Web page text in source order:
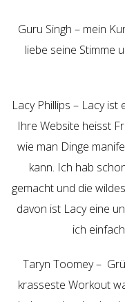
Guru Singh – mein
liebe seine Stimme
Lacy Phillips – Lacy ist
Ihre Website heisst
wie man Dinge
kann. Ich hab
gemacht und die
davon ist Lacy eine
ich
Taryn Toomey –
krasseste Workout